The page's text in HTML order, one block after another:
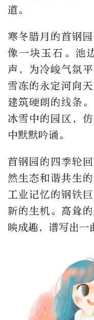
道。
寒冬腊月的首钢
像一块玉石。池
声，为冷峻气氛
雪冻的永定河向
建筑硬朗的线条
冰雪中的园区，
中默默吟诵。
首钢园的四季轮
然生态和谐共生
工业记忆的钢铁
新的生机。高耸
映成趣，谱写出一